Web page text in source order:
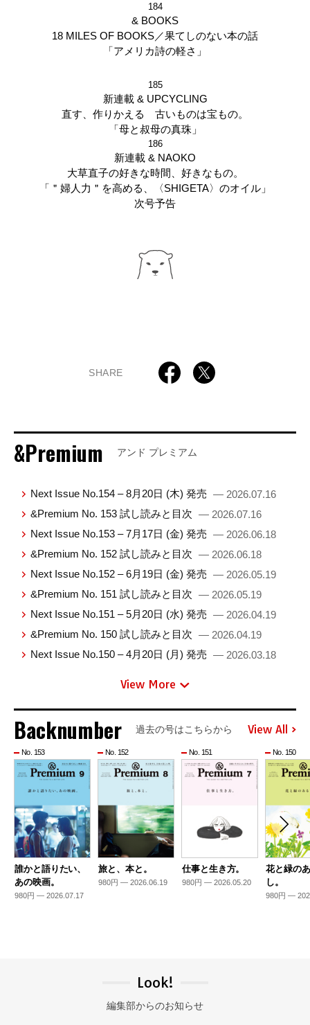
184
& BOOKS
18 MILES OF BOOKS／果てしのない本の話
「アメリカ詩の軽さ」
185
新連載 & UPCYCLING
直す、作りかえる 古いものは宝もの。
「母と叔母の真珠」
186
新連載 & NAOKO
大草直子の好きな時間、好きなもの。
「＂婦人力＂を高める、〈SHIGETA〉のオイル」
次号予告
SHARE
&Premium アンド プレミアム
Next Issue No.154 – 8月20日 (木) 発売 — 2026.07.16
&Premium No. 153 試し読みと目次 — 2026.07.16
Next Issue No.153 – 7月17日 (金) 発売 — 2026.06.18
&Premium No. 152 試し読みと目次 — 2026.06.18
Next Issue No.152 – 6月19日 (金) 発売 — 2026.05.19
&Premium No. 151 試し読みと目次 — 2026.05.19
Next Issue No.151 – 5月20日 (水) 発売 — 2026.04.19
&Premium No. 150 試し読みと目次 — 2026.04.19
Next Issue No.150 – 4月20日 (月) 発売 — 2026.03.18
View More
Backnumber 過去の号はこちらから View All
No. 153
誰かと語りたい、
あの映画。
980円 — 2026.07.17
No. 152
旅と、本と。
980円 — 2026.06.19
No. 151
仕事と生き方。
980円 — 2026.05.20
No. 150
花と緑の
し。
980円 —
Look!
編集部からのお知らせ